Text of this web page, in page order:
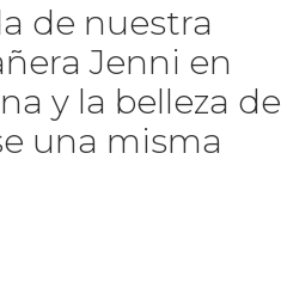
de nuestra
Jenni en
y la belleza de
una misma